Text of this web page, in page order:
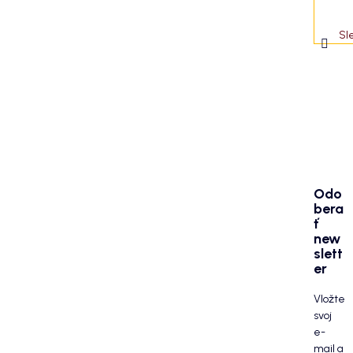
Odo
bera
ť
new
slett
er
Vložte
svoj
e-
mail a